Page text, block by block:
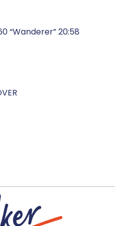
“Wanderer” 20:58